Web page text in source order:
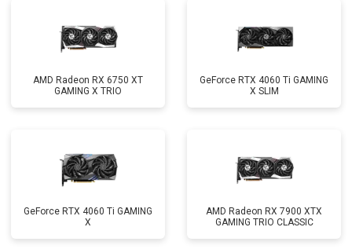
AMD Radeon RX 6750 XT
GAMING X TRIO
GeForce RTX 4060 Ti GAMING
X SLIM
GeForce RTX 4060 Ti GAMING
X
AMD Radeon RX 7900 XTX
GAMING TRIO CLASSIC